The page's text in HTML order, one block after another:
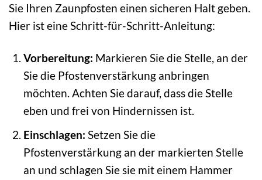
Sie Ihren Zaunpfosten einen sicheren Halt geben.
Hier ist eine Schritt-für-Schritt-Anleitung:
Vorbereitung: Markieren Sie die Stelle, an der
Sie die Pfostenverstärkung anbringen
möchten. Achten Sie darauf, dass die Stelle
eben und frei von Hindernissen ist.
Einschlagen: Setzen Sie die
Pfostenverstärkung an der markierten Stelle
an und schlagen Sie sie mit einem Hammer